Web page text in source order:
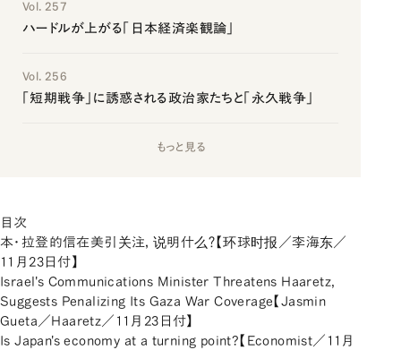
Vol. 257
ハードルが上がる「日本経済楽観論」
Vol. 256
「短期戦争」に誘惑される政治家たちと「永久戦争」
もっと見る
目次
本・拉登的信在美引关注，说明什么？【环球时报／李海东／
11月23日付】
Israel's Communications Minister Threatens Haaretz,
Suggests Penalizing Its Gaza War Coverage【Jasmin
Gueta／Haaretz／11月23日付】
Is Japan's economy at a turning point?【Economist／11月